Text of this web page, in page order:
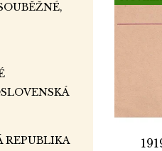
REPUBLIKA
ý
d